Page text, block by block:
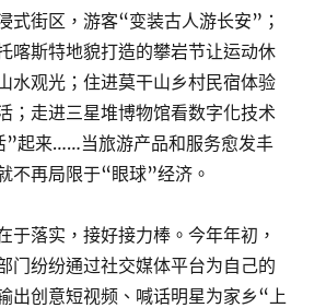
式街区，游客“变装古人游长安”；
喀斯特地貌打造的攀岩节让运动休
水观光；住进莫干山乡村民宿体验
；走进三星堆博物馆看数字化技术
”起来……当旅游产品和服务愈发丰
不再局限于“眼球”经济。
于落实，接好接力棒。今年年初，
门纷纷通过社交媒体平台为自己的
出创意短视频、喊话明星为家乡“上